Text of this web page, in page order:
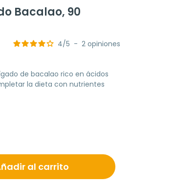
Bacalao, 90
4/5 - 2 opiniones
de bacalao rico en ácidos
la dieta con nutrientes
al carrito